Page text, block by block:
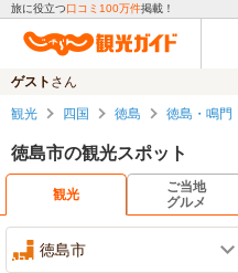
旅に役立つ口コミ100万件掲載！
ゲスト さん
観光 四国 徳島 徳島・鳴門
徳島市の観光スポット
観光
ご当地
グルメ
徳島市